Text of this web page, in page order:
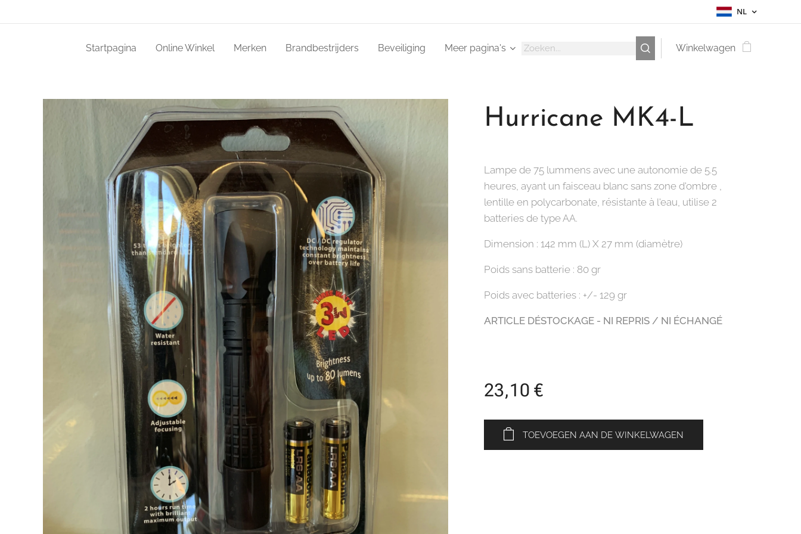
NL
Startpagina Online Winkel Merken Brandbestrijders Beveiliging Meer pagina's Winkelwagen
Hurricane MK4-L
Lampe de 75 lummens avec une autonomie de 5.5
heures, ayant un faisceau blanc sans zone d'ombre ,
lentille en polycarbonate, résistante à l'eau, utilise 2
batteries de type AA.
Dimension : 142 mm (L) X 27 mm (diamètre)
Poids sans batterie : 80 gr
Poids avec batteries : +/- 129 gr
ARTICLE DÉSTOCKAGE - NI REPRIS / NI ÉCHANGÉ
23,10 €
TOEVOEGEN AAN DE WINKELWAGEN